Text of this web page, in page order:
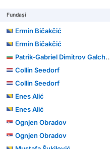
Fundași
Ermin Bičakčić
Ermin Bičakčić
Patrik-Gabriel Dimitrov Galchev
Collin Seedorf
Collin Seedorf
Enes Alić
Enes Alić
Ognjen Obradov
Ognjen Obradov